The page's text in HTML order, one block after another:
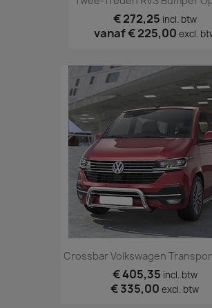
€ 272,25 incl. btw
vanaf€ 225,00 excl.
Crossbar Volkswagen
€ 405,35 incl. btw
€ 335,00 excl. btw